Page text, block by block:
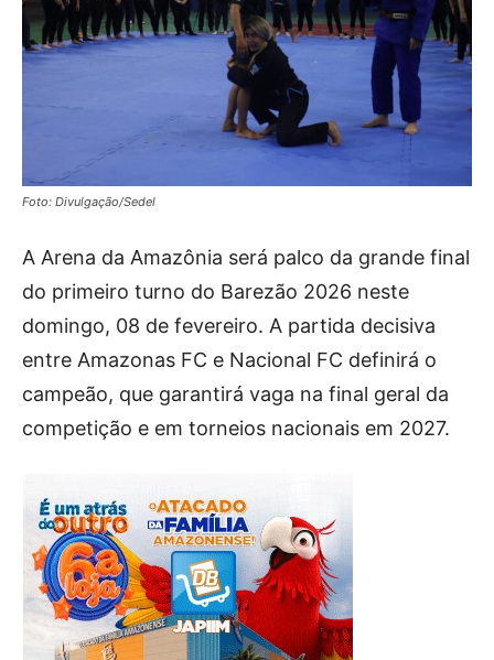
Foto: Divulgação/Sedel
A Arena da Amazônia será palco da grande final
do primeiro turno do Barezão 2026 neste
domingo, 08 de fevereiro. A partida decisiva
entre Amazonas FC e Nacional FC definirá o
campeão, que garantirá vaga na final geral da
competição e em torneios nacionais em 2027.